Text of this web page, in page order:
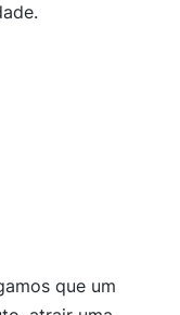
que um